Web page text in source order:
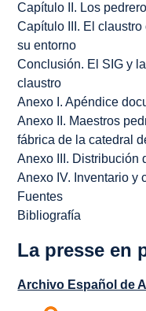
Capítulo II. Los
Capítulo III. El
su entorno
Conclusión. El SIG y
claustro
Anexo I. Apéndice
Anexo II. Maestros
fábrica de la catedral
Anexo III. Distribución
Anexo IV. Inventario y
Fuentes
Bibliografía
La presse en
Archivo Español de